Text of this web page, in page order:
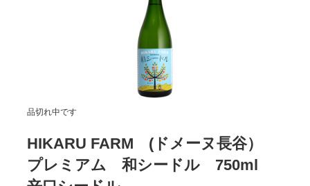
品切れ中です
HIKARU FARM (ドメーヌ長谷）
プレミアム 和シードル 750ml